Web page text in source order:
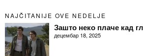
NAJČITANIJE OVE NEDELJE
Зашто неко плаче кад
децембар 18, 2025